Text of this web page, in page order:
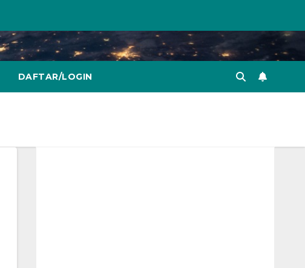
DAFTAR/LOGIN